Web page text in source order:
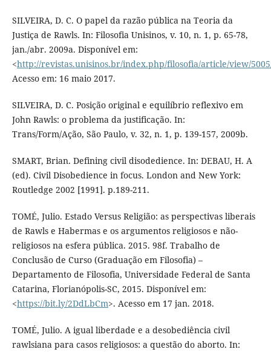
SILVEIRA, D. C. O papel da razão pública na Teoria da
Justiça de Rawls. In: Filosofia Unisinos, v. 10, n. 1, p. 65-78,
jan./abr. 2009a. Disponível em:
<http://revistas.unisinos.br/index.php/filosofia/article/view/
Acesso em: 16 maio 2017.
SILVEIRA, D. C. Posição original e equilíbrio reflexivo em
John Rawls: o problema da justificação. In:
Trans/Form/Ação, São Paulo, v. 32, n. 1, p. 139-157, 2009b.
SMART, Brian. Defining civil disodedience. In: DEBAU, H. A
(ed). Civil Disobedience in focus. London and New York:
Routledge 2002 [1991]. p.189-211.
TOMÉ, Julio. Estado Versus Religião: as perspectivas liberais
de Rawls e Habermas e os argumentos religiosos e não-
religiosos na esfera pública. 2015. 98f. Trabalho de
Conclusão de Curso (Graduação em Filosofia) –
Departamento de Filosofia, Universidade Federal de Santa
Catarina, Florianópolis-SC, 2015. Disponível em:
<https://bit.ly/2DdLbCm>. Acesso em 17 jan. 2018.
TOMÉ, Julio. A igual liberdade e a desobediência civil
rawlsiana para casos religiosos: a questão do aborto. In: